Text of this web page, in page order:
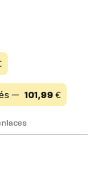
— 101,99 €